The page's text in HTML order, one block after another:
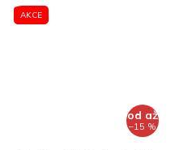
AKCE
od až
–15 %